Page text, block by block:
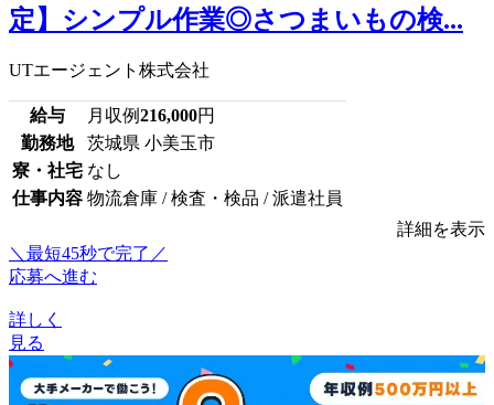
定】シンプル作業◎さつまいもの検...
UTエージェント株式会社
給与 月収例216,000円
勤務地
茨城県 小美玉市
寮・社宅 なし
仕事内容 物流倉庫 / 検査・検品 / 派遣社員
詳細を表示
＼最短45秒で完了／
応募へ進む
詳しく
見る